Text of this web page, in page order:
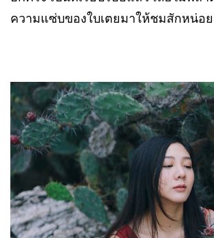
ความแซ่บของใบเตยมาให้ชมสักหน่อย